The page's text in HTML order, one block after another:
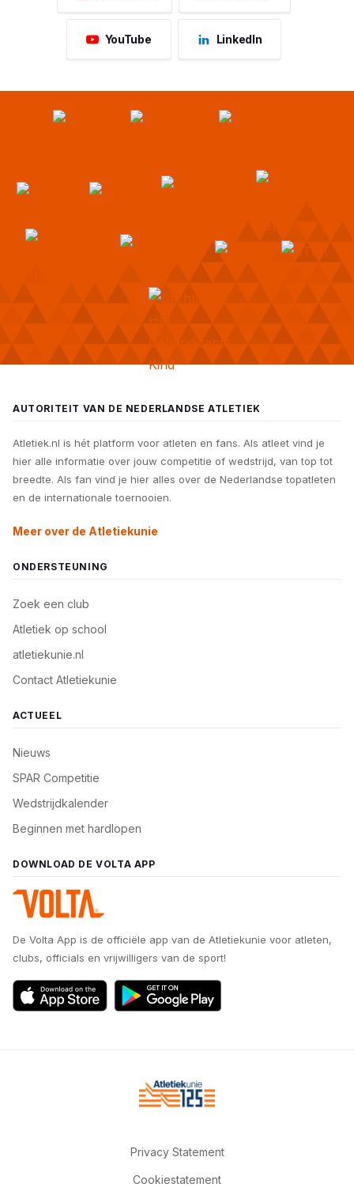
YouTube LinkedIn
AUTORITEIT VAN DE NEDERLANDSE ATLETIEK
Atletiek.nl is hét platform voor atleten en fans. Als atleet vind je
hier alle informatie over jouw competitie of wedstrijd, van top tot
breedte. Als fan vind je hier alles over de Nederlandse topatleten
en de internationale toernooien.
Meer over de Atletiekunie
ONDERSTEUNING
Zoek een club
Atletiek op school
atletiekunie.nl
Contact Atletiekunie
ACTUEEL
Nieuws
SPAR Competitie
Wedstrijdkalender
Beginnen met hardlopen
DOWNLOAD DE VOLTA APP
De Volta App is de officiële app van de Atletiekunie voor atleten,
clubs, officials en vrijwilligers van de sport!
Privacy Statement
Cookiestatement